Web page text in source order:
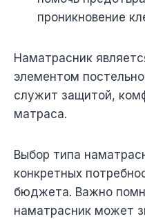
проникновение
Наматрасник
элементом
служит защитой,
матраса.
Выбор типа
конкретных
бюджета. Важно
наматрасник может